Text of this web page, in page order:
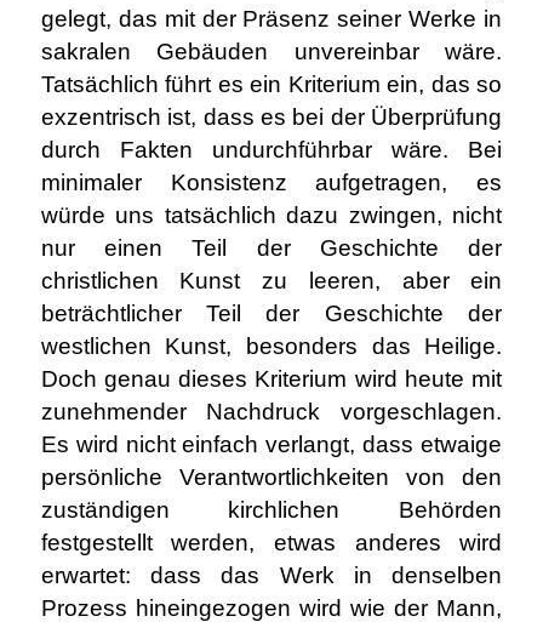
gelegt, das mit der Präsenz seiner Werke in
sakralen Gebäuden unvereinbar wäre.
Tatsächlich führt es ein Kriterium ein, das so
exzentrisch ist, dass es bei der Überprüfung
durch Fakten undurchführbar wäre. Bei
minimaler Konsistenz aufgetragen, es
würde uns tatsächlich dazu zwingen, nicht
nur einen Teil der Geschichte der
christlichen Kunst zu leeren, aber ein
beträchtlicher Teil der Geschichte der
westlichen Kunst, besonders das Heilige.
Doch genau dieses Kriterium wird heute mit
zunehmender Nachdruck vorgeschlagen.
Es wird nicht einfach verlangt, dass etwaige
persönliche Verantwortlichkeiten von den
zuständigen kirchlichen Behörden
festgestellt werden, etwas anderes wird
erwartet: dass das Werk in denselben
Prozess hineingezogen wird wie der Mann,